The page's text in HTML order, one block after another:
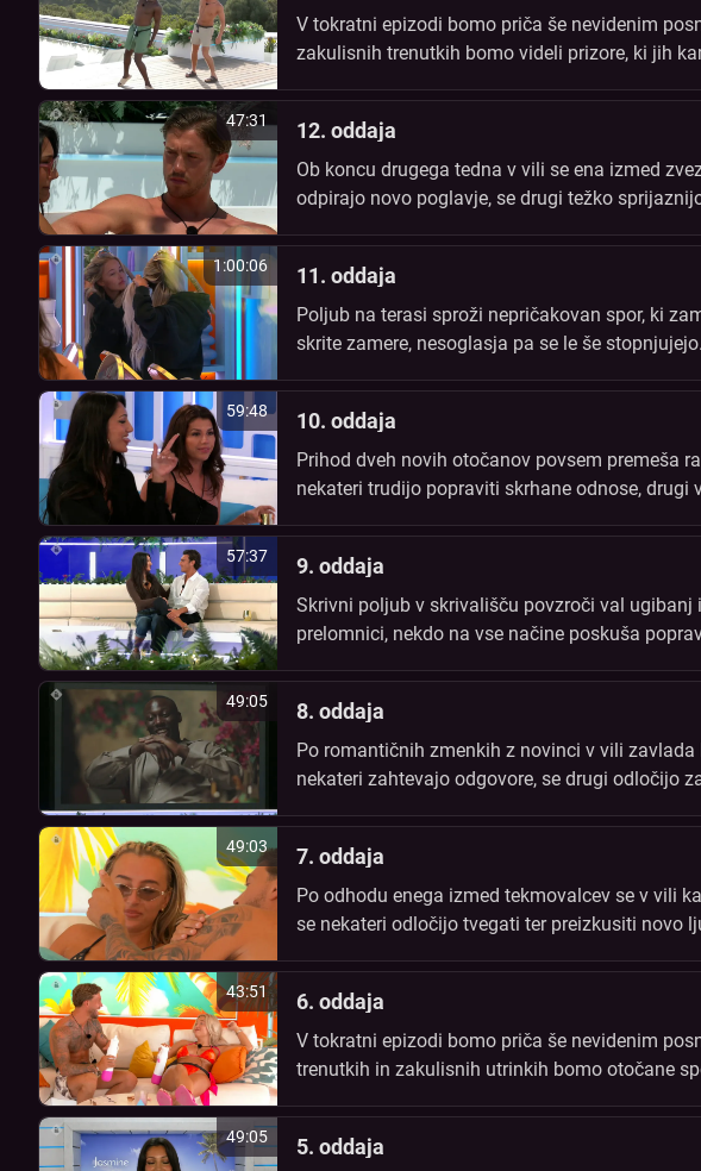
V tokratni epizodi bomo priča še nevidenim
zakulisnih trenutkih bomo videli prizore, ki jih
47:31 12. oddaja
Ob koncu drugega tedna v vili se ena izmed
odpirajo novo poglavje, se drugi težko
1:00:06 11. oddaja
Poljub na terasi sproži nepričakovan spor, ki
skrite zamere, nesoglasja pa se le še
59:48 10. oddaja
Prihod dveh novih otočanov povsem premeša
nekateri trudijo popraviti skrhane odnose,
57:37 9. oddaja
Skrivni poljub v skrivališču povzroči val ugibanj
prelomnici, nekdo na vse načine poskuša
49:05 8. oddaja
Po romantičnih zmenkih z novinci v vili
nekateri zahtevajo odgovore, se drugi odločijo
49:03 7. oddaja
Po odhodu enega izmed tekmovalcev se v vili
se nekateri odločijo tvegati ter preizkusiti novo
43:51 6. oddaja
V tokratni epizodi bomo priča še nevidenim
trenutkih in zakulisnih utrinkih bomo otočane
49:05 5. oddaja